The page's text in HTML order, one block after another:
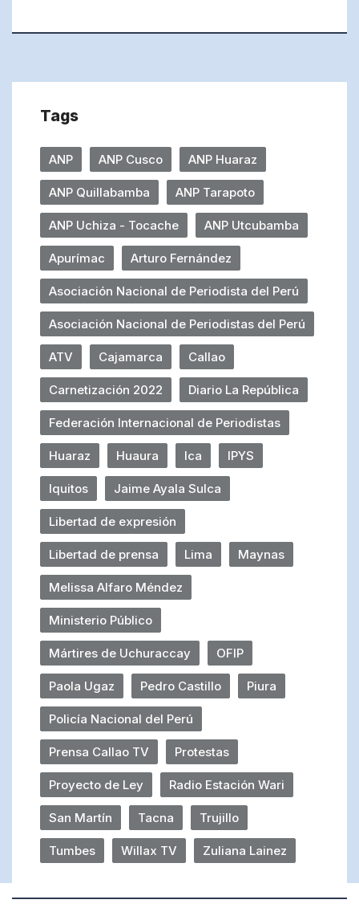
Tags
ANP ANP Cusco ANP Huaraz
ANP Quillabamba ANP Tarapoto
ANP Uchiza - Tocache ANP Utcubamba
Apurímac Arturo Fernández
Asociación Nacional de Periodista del Perú
Asociación Nacional de Periodistas del Perú
ATV Cajamarca Callao
Carnetización 2022 Diario La República
Federación Internacional de Periodistas
Huaraz Huaura Ica IPYS
Iquitos Jaime Ayala Sulca
Libertad de expresión
Libertad de prensa Lima Maynas
Melissa Alfaro Méndez
Ministerio Público
Mártires de Uchuraccay OFIP
Paola Ugaz Pedro Castillo Piura
Policía Nacional del Perú
Prensa Callao TV Protestas
Proyecto de Ley Radio Estación Wari
San Martín Tacna Trujillo
Tumbes Willax TV Zuliana Lainez